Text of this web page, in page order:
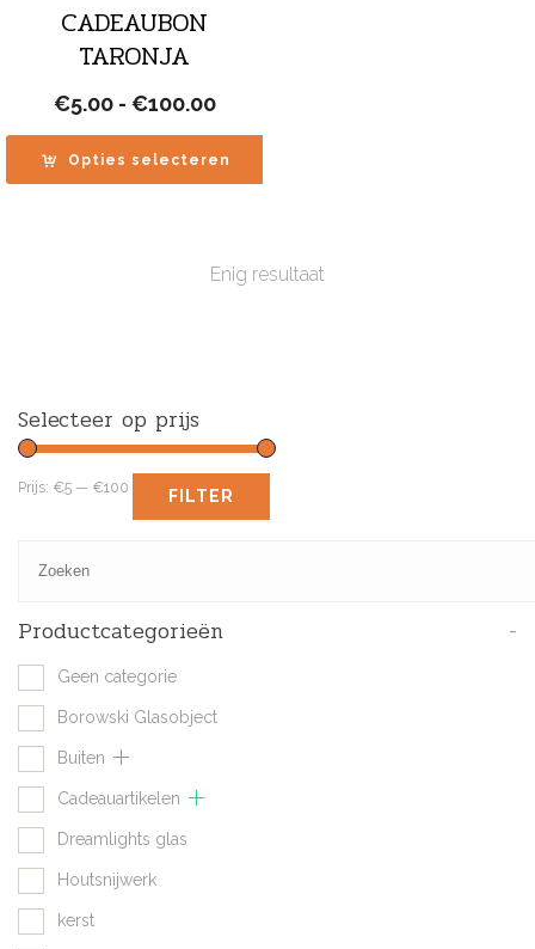
CADEAUBON
TARONJA
€5.00 - €100.00Prijsklasse:
tot
Opties selecteren
Enig resultaat
Selecteer op prijs
FILTER
Prijs: €5 — €100
Productcategorieën -
Geen categorie
Borowski Glasobject
Buiten
Cadeauartikelen
Dreamlights glas
Houtsnijwerk
kerst